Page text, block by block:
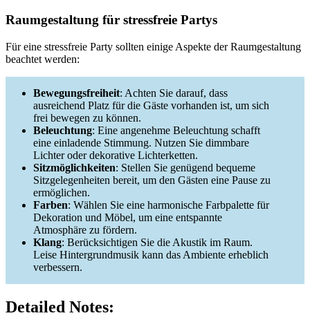
Raumgestaltung für stressfreie Partys
Für eine stressfreie Party sollten einige Aspekte der Raumgestaltung
beachtet werden:
Bewegungsfreiheit: Achten Sie darauf, dass
ausreichend Platz für die Gäste vorhanden ist, um sich
frei bewegen zu können.
Beleuchtung: Eine angenehme Beleuchtung schafft
eine einladende Stimmung. Nutzen Sie dimmbare
Lichter oder dekorative Lichterketten.
Sitzmöglichkeiten: Stellen Sie genügend bequeme
Sitzgelegenheiten bereit, um den Gästen eine Pause zu
ermöglichen.
Farben: Wählen Sie eine harmonische Farbpalette für
Dekoration und Möbel, um eine entspannte
Atmosphäre zu fördern.
Klang: Berücksichtigen Sie die Akustik im Raum.
Leise Hintergrundmusik kann das Ambiente erheblich
verbessern.
Detailed Notes: